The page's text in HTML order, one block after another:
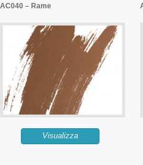
AC040 – Rame
Visualizza